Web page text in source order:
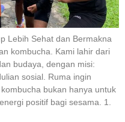
Lebih Sehat dan Bermakna
kombucha. Kami lahir dari
budaya, dengan misi:
sosial. Ruma ingin
bukan hanya untuk
positif bagi sesama. 1.